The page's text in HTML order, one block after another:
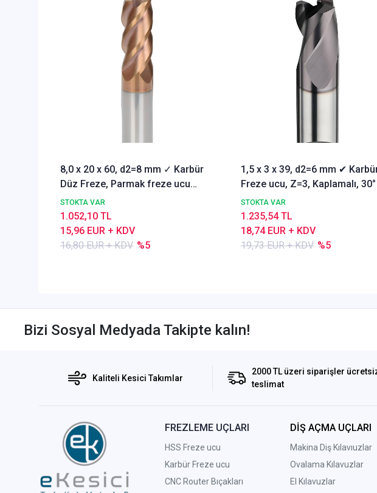
8,0 x 20 x 60, d2=8 mm ✓ Karbür
Düz Freze, Parmak freze ucu
Z=4,TiSiN Kaplamalı
STOKTA VAR
16,80 EUR + KDV %5
15,96 EUR + KDV
1.052,10 TL
1,5 x 3 x 39, d2=6 mm ✔
Freze ucu, Z=3, Kaplamalı, 30°
STOKTA VAR
19,73 EUR + KDV %5
18,74 EUR + KDV
1.235,54 TL
Bizi Sosyal Medyada Takipte kalın!
Kaliteli Kesici Takımlar
2000 TL üzeri siparişler
teslimat
FREZLEME UÇLARI
HSS Freze ucu
Karbür Freze ucu
CNC Router Bıçakları
DİŞ AÇMA UÇLARI
Makina Diş Kılavıuzlar
Ovalama Kılavuzlar
El Kılavuzlar